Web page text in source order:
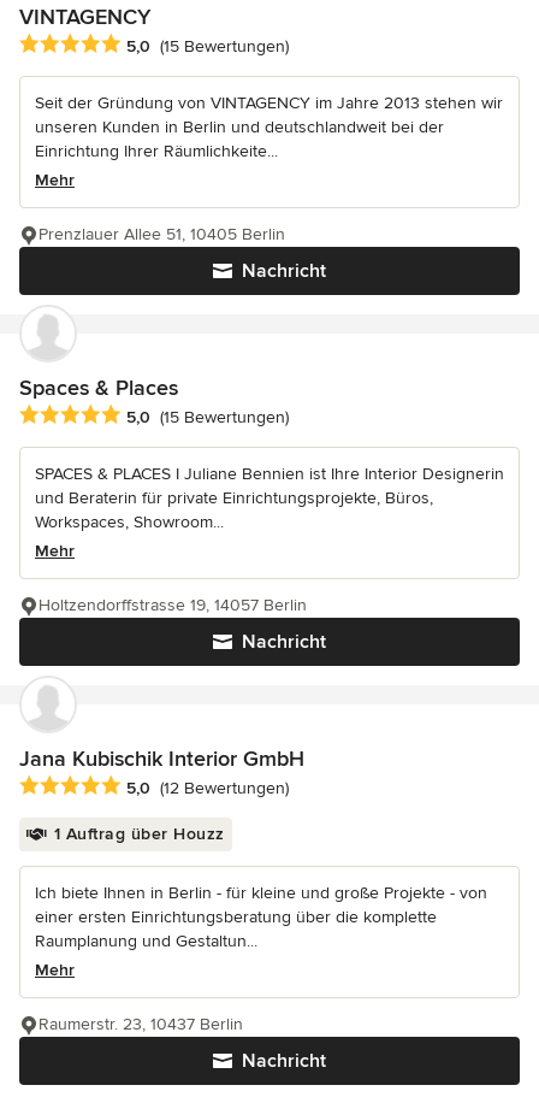
VINTAGENCY
Durchschnittliche Bewertung: 5 von 5 Sternen
5,0 (15 Bewertungen)
Seit der Gründung von VINTAGENCY im Jahre 2013 stehen wir
unseren Kunden in Berlin und deutschlandweit bei der
Einrichtung Ihrer Räumlichkeite...
Mehr
Nachricht
Prenzlauer Allee 51, 10405 Berlin
Spaces & Places
Durchschnittliche Bewertung: 5 von 5 Sternen
5,0 (15 Bewertungen)
SPACES & PLACES I Juliane Bennien ist Ihre Interior Designerin
und Beraterin für private Einrichtungsprojekte, Büros,
Workspaces, Showroom...
Mehr
Nachricht
Holtzendorffstrasse 19, 14057 Berlin
Jana Kubischik Interior GmbH
Durchschnittliche Bewertung: 5 von 5 Sternen
5,0 (12 Bewertungen)
1 Auftrag über Houzz
Ich biete Ihnen in Berlin - für kleine und große Projekte - von
einer ersten Einrichtungsberatung über die komplette
Raumplanung und Gestaltun...
Mehr
Nachricht
Raumerstr. 23, 10437 Berlin